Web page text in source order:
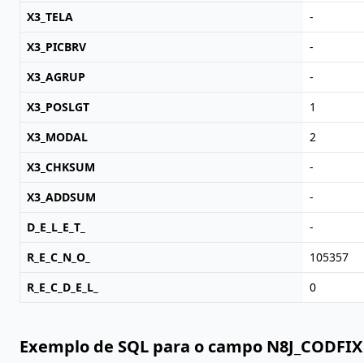
X3_TELA
-
X3_PICBRV
-
X3_AGRUP
-
X3_POSLGT
1
X3_MODAL
2
X3_CHKSUM
-
X3_ADDSUM
-
D_E_L_E_T_
-
R_E_C_N_O_
105357
R_E_C_D_E_L_
0
Exemplo de SQL para o campo N8J_CODFIX